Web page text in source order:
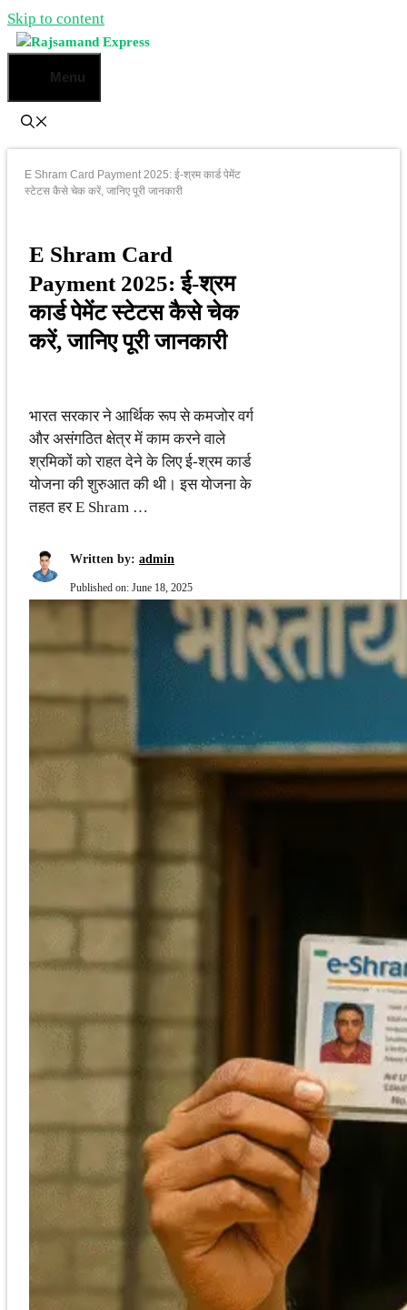
Skip to content
Menu
E Shram Card Payment 2025: ई-श्रम कार्ड पेमेंट
स्टेटस कैसे चेक करें, जानिए पूरी जानकारी
E Shram Card
Payment 2025: ई-श्रम
कार्ड पेमेंट स्टेटस कैसे चेक
करें, जानिए पूरी जानकारी
भारत सरकार ने आर्थिक रूप से कमजोर वर्ग
और असंगठित क्षेत्र में काम करने वाले
श्रमिकों को राहत देने के लिए ई-श्रम कार्ड
योजना की शुरुआत की थी। इस योजना के
तहत हर E Shram …
Written by: admin
Published on: June 18, 2025